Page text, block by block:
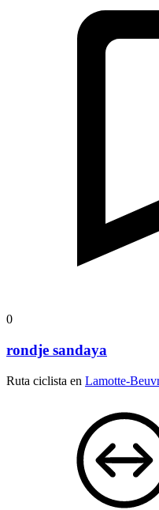
0
rondje sandaya
Ruta ciclista en Lamotte-